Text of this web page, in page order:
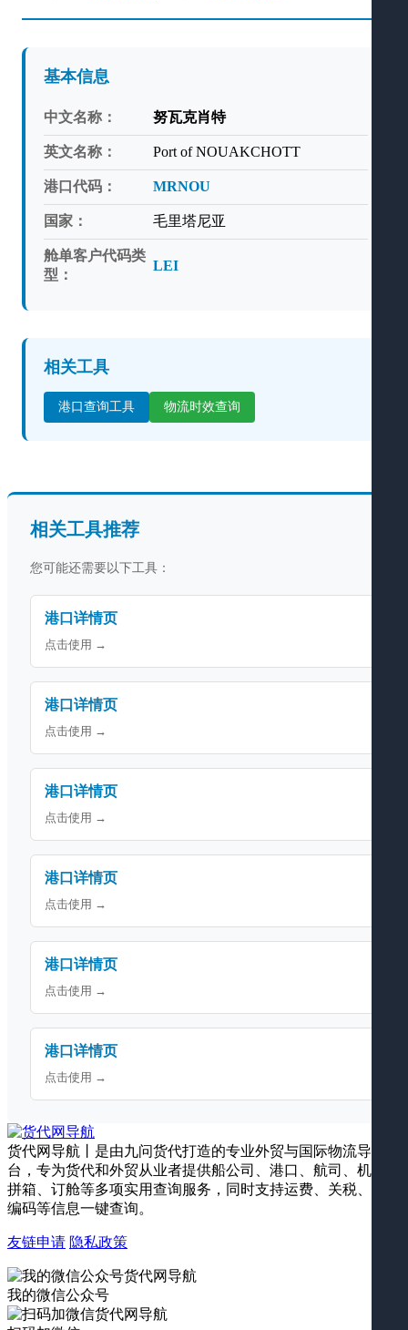
基本信息
中文名称： 努瓦克肖特
英文名称： Port of NOUAKCHOTT
港口代码： MRNOU
国家： 毛里塔尼亚
舱单客户代码类
型：
LEI
相关工具
港口查询工具 物流时效查询
相关工具推荐
您可能还需要以下工具：
港口详情页
点击使用 →
港口详情页
点击使用 →
港口详情页
点击使用 →
港口详情页
点击使用 →
港口详情页
点击使用 →
港口详情页
点击使用 →
货代网导航丨是由九问货代打造的专业外贸与国际物流导航平
台，专为货代和外贸从业者提供船公司、港口、航司、机场、
拼箱、订舱等多项实用查询服务，同时支持运费、关税、海关
编码等信息一键查询。
友链申请 隐私政策
我的微信公众号